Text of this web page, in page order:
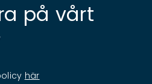
på vårt
här